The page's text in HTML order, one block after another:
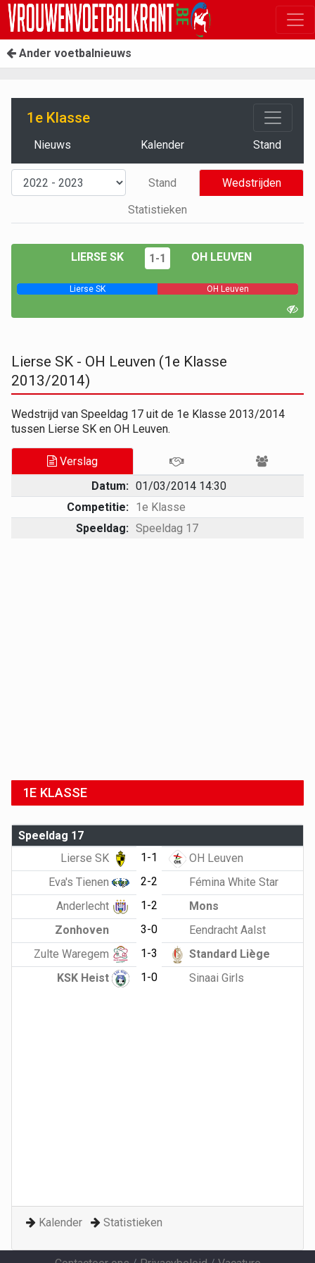
Ander voetbalnieuws
1e Klasse
Nieuws Kalender Stand
Stand
Wedstrijden
Statistieken
LIERSE SK 1-1 OH LEUVEN
Lierse SK OH Leuven
Lierse SK - OH Leuven (1e Klasse
2013/2014)
Wedstrijd van Speeldag 17 uit de 1e Klasse 2013/2014
tussen Lierse SK en OH Leuven.
Verslag
Datum: 01/03/2014 14:30
Competitie: 1e Klasse
Speeldag: Speeldag 17
1E KLASSE
Speeldag 17
Lierse SK
1-1
OH Leuven
Eva's Tienen
2-2
Fémina White Star
Anderlecht
1-2
Mons
Zonhoven
3-0
Eendracht Aalst
Zulte Waregem
1-3
Standard Liège
KSK Heist
1-0 Sinaai Girls
Kalender Statistieken